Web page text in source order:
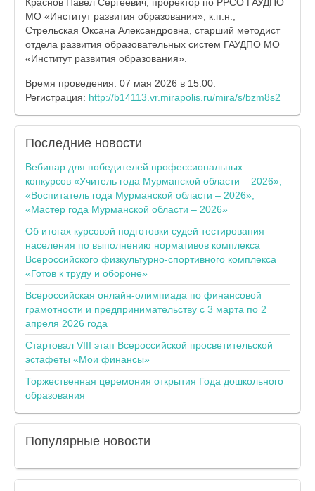
МО «Институт развития образования», к.п.н.;
Стрельская Оксана Александровна, старший методист
отдела развития образовательных систем ГАУДПО МО
«Институт развития образования».
Время проведения: 07 мая 2026 в 15:00.
Регистрация: http://b14113.vr.mirapolis.ru/mira/s/bzm8s2
Последние новости
Вебинар для победителей профессиональных
конкурсов «Учитель года Мурманской области – 2026»,
«Воспитатель года Мурманской области – 2026»,
«Мастер года Мурманской области – 2026»
Об итогах курсовой подготовки судей тестирования
населения по выполнению нормативов комплекса
Всероссийского физкультурно-спортивного комплекса
«Готов к труду и обороне»
Всероссийская онлайн-олимпиада по финансовой
грамотности и предпринимательству с 3 марта по 2
апреля 2026 года
Стартовал VIII этап Всероссийской просветительской
эстафеты «Мои финансы»
Торжественная церемония открытия Года дошкольного
образования
Популярные новости